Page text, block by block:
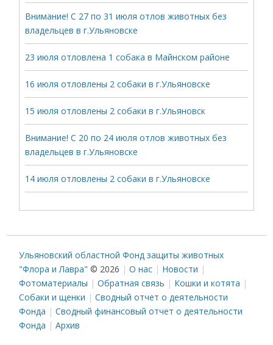
Внимание! С 27 по 31 июля отлов животных без
владельцев в г.Ульяновске
23 июля отловлена 1 собака в Майнском районе
16 июля отловлены 2 собаки в г.Ульяновске
15 июля отловлены 2 собаки в г.Ульяновск
Внимание! С 20 по 24 июля отлов животных без
владельцев в г.Ульяновске
14 июля отловлены 2 собаки в г.Ульяновске
Ульяновский областной Фонд защиты животных
"Флора и Лавра" © 2026 О нас
Новости
Фотоматериалы
Обратная связь
Кошки и котята
Собаки и щенки
Сводный отчет о деятельности
Фонда
Сводный финансовый отчет о деятельности
Фонда
Архив